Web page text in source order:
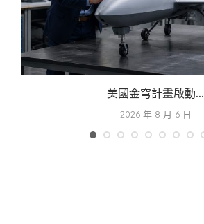
美國金穹計畫啟動...
2026 年 8 月 6 日